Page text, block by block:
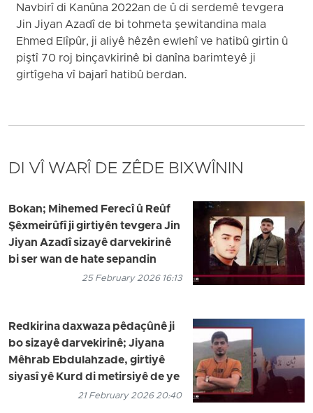
Navbirî di Kanûna 2022an de û di serdemê tevgera
Jin Jiyan Azadî de bi tohmeta şewitandina mala
Ehmed Elîpûr, ji aliyê hêzên ewlehî ve hatibû girtin û
piştî 70 roj binçavkirinê bi danîna barimteyê ji
girtîgeha vî bajarî hatibû berdan.
DI VÎ WARÎ DE ZÊDE BIXWÎNIN
Bokan; Mihemed Ferecî û Reûf
Şêxmeirûfî ji girtiyên tevgera Jin
Jiyan Azadî sizayê darvekirinê
bi ser wan de hate sepandin
25 February 2026 16:13
Redkirina daxwaza pêdaçûnê ji
bo sizayê darvekirinê; Jiyana
Mêhrab Ebdulahzade, girtiyê
siyasî yê Kurd di metirsiyê de ye
21 February 2026 20:40